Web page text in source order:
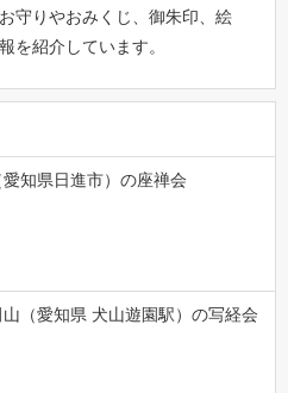
守りやおみくじ、御朱印、絵
を紹介しています。
知県日進市）の座禅会
（愛知県 犬山遊園駅）の写経会